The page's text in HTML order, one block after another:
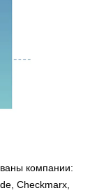
компании:
Checkmarx,